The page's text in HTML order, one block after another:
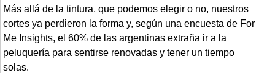
NOTICIAS
VARIAS
•
Más allá de la tintura, que podemos elegir o no, nuestros
cortes ya perdieron la forma y, según una encuesta de For
Me Insights, el 60% de las argentinas extraña ir a la
peluquería para sentirse renovadas y tener un tiempo
solas.